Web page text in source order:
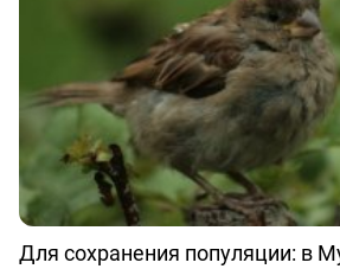
Для сохранения популяции: в